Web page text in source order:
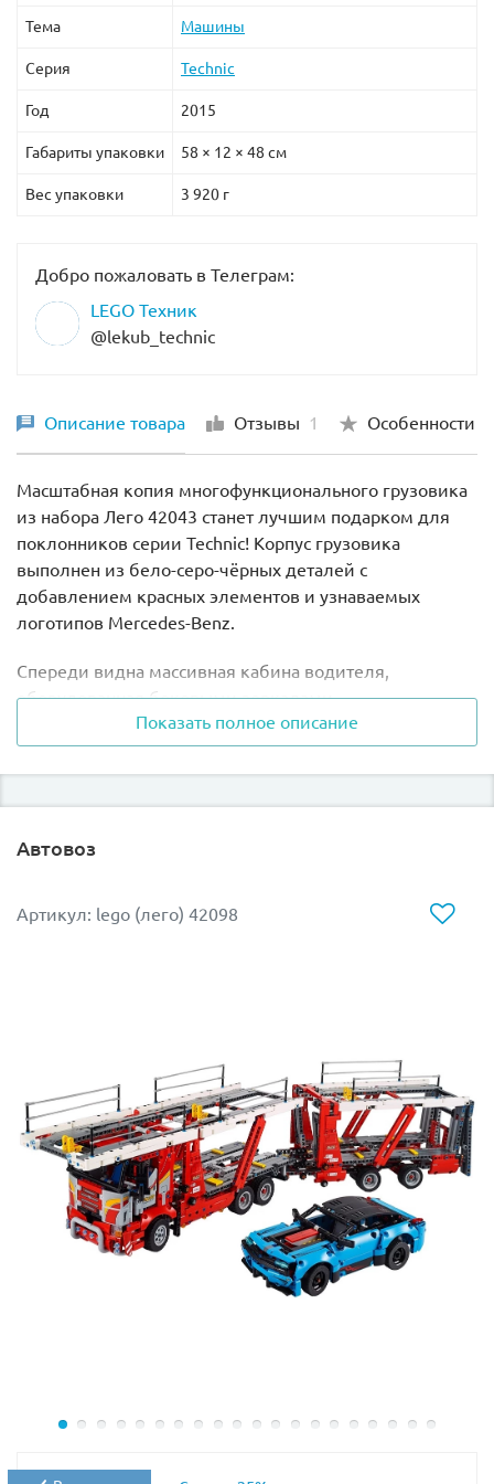
транспортёр размером19х47х20 см
В наборе присутствует эксклюзивная деталь с
гравировкой, посвящённой 40-летию серии Техник.
Тема Машины
Серия Technic
Год 2015
Габариты упаковки 58 × 12 × 48 см
Вес упаковки 3 920 г
Добро пожаловать в Телеграм:
LEGO Техник
@lekub_technic
Описание товара Отзывы 1 Особенности
Масштабная копия многофункционального грузовика
из набора Лего 42043 станет лучшим подарком для
поклонников серии Technic! Корпус грузовика
выполнен из бело-серо-чёрных деталей с
добавлением красных элементов и узнаваемых
логотипов Mercedes-Benz.
Спереди видна массивная кабина водителя,
оборудованная боковыми зеркалами,
открывающимися дверями, системой освещения,
непробиваемой радиаторной решёткой, двумя
синими креслами и приборной панелью. Откинув
кабину, можно рассмотреть 6-ти цилиндровый
подвеской с амортизаторами особой прочности. На
Чтобы предотвратить опрокидывание корпуса во
время погрузочных работ, необходимо
воспользоваться выносными опорами. Выдвигаясь
автоматически, они встают поперёк подвески,
повышая устойчивость грузовика, стабилизируя его
положение на неровном грунте и снижая осевые
захват, который можно открывать и закрывать при
Показать полное описание
Автовоз
Артикул: lego (лего) 42098